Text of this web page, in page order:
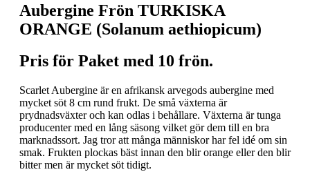
Aubergine Frön TURKISKA
ORANGE (Solanum aethiopicum)
Pris för Paket med 10 frön.
Scarlet Aubergine är en afrikansk arvegods aubergine med
mycket söt 8 cm rund frukt. De små växterna är
prydnadsväxter och kan odlas i behållare. Växterna är tunga
producenter med en lång säsong vilket gör dem till en bra
marknadssort. Jag tror att många människor har fel idé om sin
smak. Frukten plockas bäst innan den blir orange eller den blir
bitter men är mycket söt tidigt.